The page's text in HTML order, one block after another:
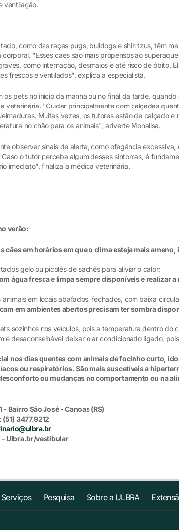
ventilação.
como das raças pugs, bulldogs e shih tzus, têm
corporal. "Esses cães são mais propensos ao
como internação, desmaios e até risco de óbito.
frescos e ventilados", explica a especialista.
os pets no início da manhã ou no final da tarde,
veterinária. "Cuidar principalmente com calçadas
Muitas vezes, os tutores estão de calçado e
no chão para os animais", adverte Monalisa.
observar sinais de alerta, como ofegância excessiva,
o tutor perceba algum desses sintomas, é
imediato", finaliza a médica veterinária.
verão:
cães em horários em que o clima esteja mais
gelo ou picolés de sachês para aliviar o calor;
água fresca e limpa sempre disponíveis e realizar
em locais abafados, fechados, com baixa
em ambientes abertos precisam ter sombra
nos veículos, pois a temperatura dentro do
é desaconselhável deixar o ar condicionado ligado,
nos dias quentes com animais de focinho curto,
ou respiratórios. São mais suscetíveis a
ou mudanças no comportamento ou na
Bairro São José - Canoas (RS)
3477.9212
- Ulbra.br/vestibular
Pesquisa Sobre a ULBRA